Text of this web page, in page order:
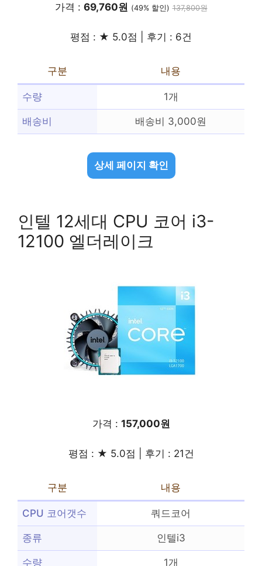
가격 : 69,760원 (49% 할인) 137,800원
평점 : ★ 5.0점 | 후기 : 6건
구분 내용
수량 1개
배송비 배송비 3,000원
상세 페이지 확인
인텔 12세대 CPU 코어 i3-
12100 엘더레이크
가격 : 157,000원
평점 : ★ 5.0점 | 후기 : 21건
구분 내용
CPU 코어갯수 쿼드코어
종류 인텔i3
수량 1개